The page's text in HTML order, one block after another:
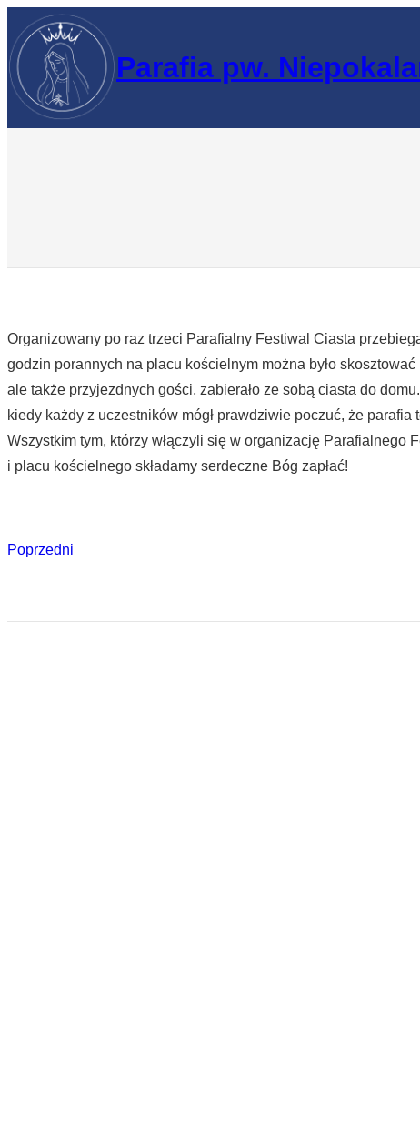
Przejdź
do
treści
Parafia pw.
Organizowany po raz trzeci Parafialny Festiwal Ciasta
godzin porannych na placu kościelnym można było
ale także przyjezdnych gości, zabierało ze sobą ciasta do
kiedy każdy z uczestników mógł prawdziwie poczuć, że
Wszystkim tym, którzy włączyli się w organizację
i placu kościelnego składamy serdeczne Bóg zapłać!
Poprzedni